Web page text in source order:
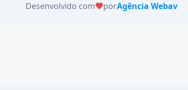
Desenvolvido com porAgência Webav